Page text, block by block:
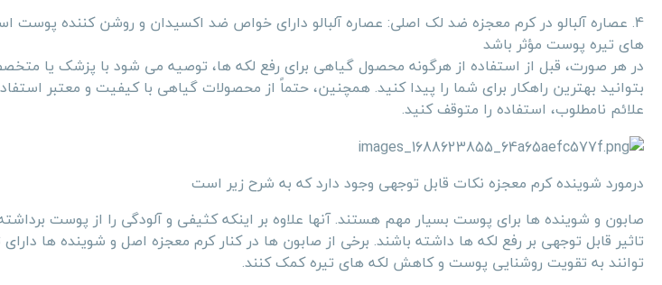
4. عصاره آلبالو در کرم معجزه ضد لک اصلی: عصاره آلبالو دارای خواص ضد اکسیدان و روشن کننده
های تیره پوست مؤثر باشد
در هر صورت، قبل از استفاده از هرگونه محصول گیاهی برای رفع لکه ها، توصیه می شود با پزشک یا
بتوانید بهترین راهکار برای شما را پیدا کنید. همچنین، حتماً از محصولات گیاهی با کیفیت و معتبر
علائم نامطلوب، استفاده را متوقف کنید.
درمورد شوینده کرم معجزه نکات قابل توجهی وجود دارد که به شرح زیر است
صابون و شوینده ها برای پوست بسیار مهم هستند. آنها علاوه بر اینکه کثیفی و آلودگی را از پوست
تاثیر قابل توجهی بر رفع لکه ها داشته باشند. برخی از صابون ها در کنار کرم معجزه اصل و شوینده ها
توانند به تقویت روشنایی پوست و کاهش لکه های تیره کمک کنند.